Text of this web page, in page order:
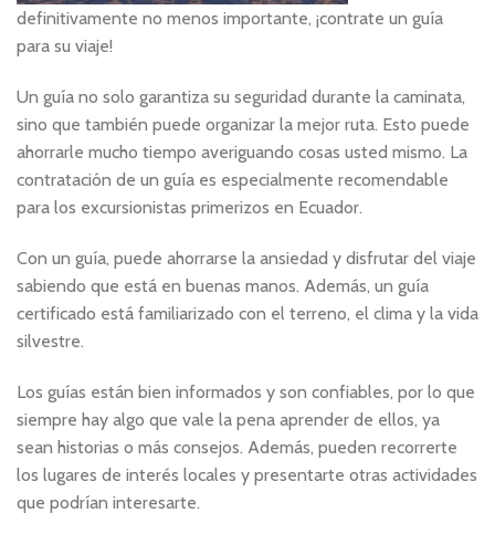
definitivamente no menos importante, ¡contrate un guía
para su viaje!
Un guía no solo garantiza su seguridad durante la caminata,
sino que también puede organizar la mejor ruta. Esto puede
ahorrarle mucho tiempo averiguando cosas usted mismo. La
contratación de un guía es especialmente recomendable
para los excursionistas primerizos en Ecuador.
Con un guía, puede ahorrarse la ansiedad y disfrutar del viaje
sabiendo que está en buenas manos. Además, un guía
certificado está familiarizado con el terreno, el clima y la vida
silvestre.
Los guías están bien informados y son confiables, por lo que
siempre hay algo que vale la pena aprender de ellos, ya
sean historias o más consejos. Además, pueden recorrerte
los lugares de interés locales y presentarte otras actividades
que podrían interesarte.